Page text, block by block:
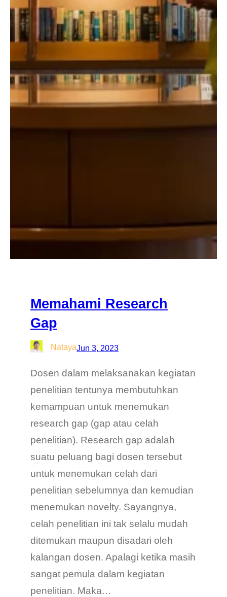
Memahami Research
Gap
NatayaJun 3, 2023
Dosen dalam melaksanakan kegiatan
penelitian tentunya membutuhkan
kemampuan untuk menemukan
research gap (gap atau celah
penelitian). Research gap adalah
suatu peluang bagi dosen tersebut
untuk menemukan celah dari
penelitian sebelumnya dan kemudian
menemukan novelty. Sayangnya,
celah penelitian ini tak selalu mudah
ditemukan maupun disadari oleh
kalangan dosen. Apalagi ketika masih
sangat pemula dalam kegiatan
penelitian. Maka…